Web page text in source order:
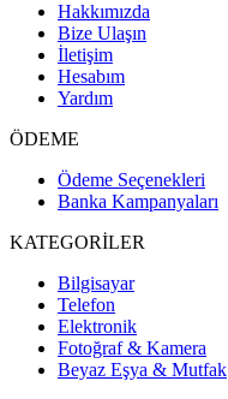
Hakkımızda
Bize Ulaşın
İletişim
Hesabım
Yardım
ÖDEME
Ödeme Seçenekleri
Banka Kampanyaları
KATEGORİLER
Bilgisayar
Telefon
Elektronik
Fotoğraf & Kamera
Beyaz Eşya & Mutfak